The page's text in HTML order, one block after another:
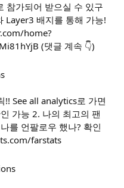
참가되어 받으실 수 있구
Layer3 배지를 통해 가능!
home?
(댓글 계속 👇)
!! See all analytics로 가면
가능 2. 나의 최고의 팬
를 언팔로우 했나? 확인
farstats